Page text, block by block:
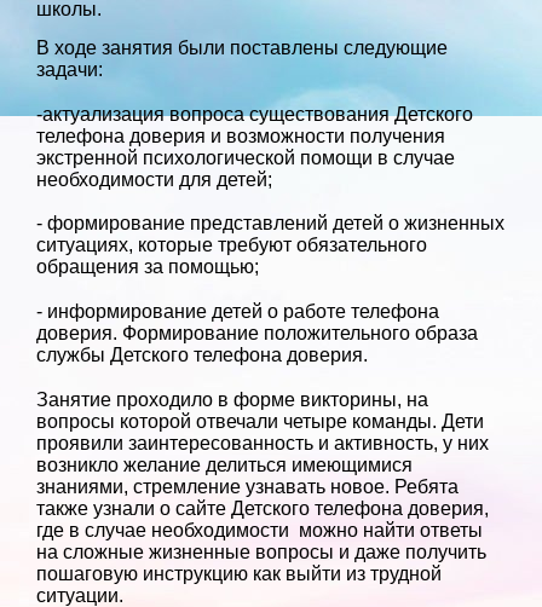
школы.
В ходе занятия были поставлены следующие
задачи:
-актуализация вопроса существования Детского
телефона доверия и возможности получения
экстренной психологической помощи в случае
необходимости для детей;
- формирование представлений детей о жизненных
ситуациях, которые требуют обязательного
обращения за помощью;
- информирование детей о работе телефона
доверия. Формирование положительного образа
службы Детского телефона доверия.
Занятие проходило в форме викторины, на
вопросы которой отвечали четыре команды. Дети
проявили заинтересованность и активность, у них
возникло желание делиться имеющимися
знаниями, стремление узнавать новое. Ребята
также узнали о сайте Детского телефона доверия,
где в случае необходимости можно найти ответы
на сложные жизненные вопросы и даже получить
пошаговую инструкцию как выйти из трудной
ситуации.